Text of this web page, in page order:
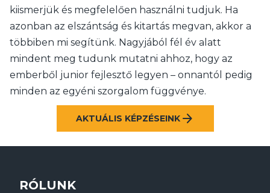
kiismerjük és megfelelően használni tudjuk. Ha
azonban az elszántság és kitartás megvan, akkor a
többiben mi segítünk. Nagyjából fél év alatt
mindent meg tudunk mutatni ahhoz, hogy az
emberből junior fejlesztő legyen – onnantól pedig
minden az egyéni szorgalom függvénye.
AKTUÁLIS KÉPZÉSEINKarrow_forward
RÓLUNK